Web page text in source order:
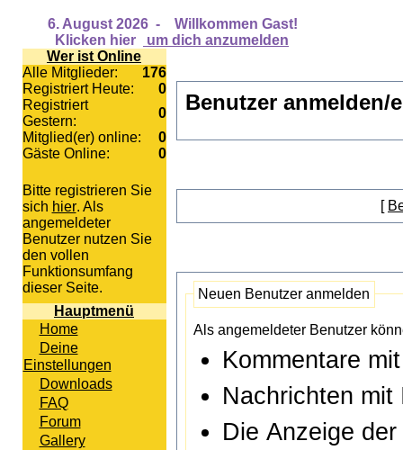
6. August 2026 -
Willkommen Gast!
Klicken hier
um dich anzumelden
Wer ist Online
Alle Mitglieder:
176
Registriert Heute:
0
Registriert
Gestern:
0
Mitglied(er) online:
0
Gäste Online:
0
Bitte registrieren Sie
sich hier. Als
angemeldeter
Benutzer nutzen Sie
den vollen
Funktionsumfang
dieser Seite.
Hauptmenü
Home
Deine
Einstellungen
Downloads
FAQ
Forum
Gallery
Benutzer anmelden/
[
Neuen Benutzer anmelden
Als angemeldeter Benutzer
Kommentare
Nachrichten mit
Die Anzeige